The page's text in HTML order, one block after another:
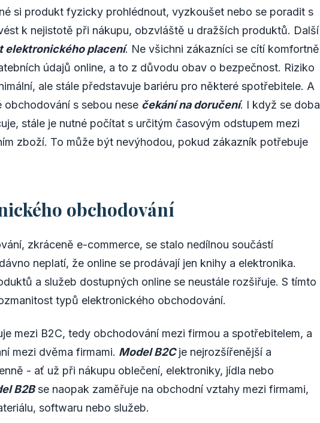
si produkt fyzicky prohlédnout, vyzkoušet nebo se poradit s
k nejistotě při nákupu, obzvláště u dražších produktů. Další
elektronického placení. Ne všichni zákazníci se cítí komfortně
údajů online, a to z důvodu obav o bezpečnost. Riziko
ale stále představuje bariéru pro některé spotřebitele. A
s sebou nese čekání na doručení. I když se doba
stále je nutné počítat s určitým časovým odstupem mezi
zboží. To může být nevýhodou, pokud zákazník potřebuje
obchodování
zkráceně e-commerce, se stalo nedílnou součástí
neplatí, že online se prodávají jen knihy a elektronika.
a služeb dostupných online se neustále rozšiřuje. S tímto
typů elektronického obchodování.
mezi B2C, tedy obchodování mezi firmou a spotřebitelem, a
mezi dvěma firmami. Model B2Cje nejrozšířenější a
- ať už při nákupu oblečení, elektroniky, jídla nebo
B2Bse naopak zaměřuje na obchodní vztahy mezi firmami,
softwaru nebo služeb.